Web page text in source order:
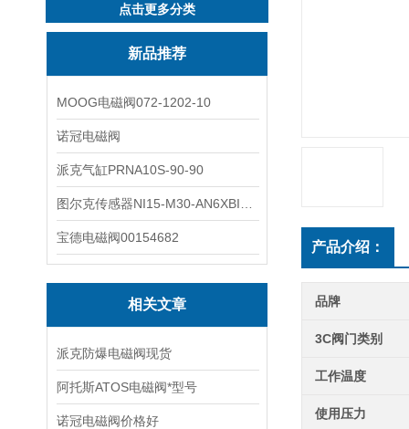
点击更多分类
新品推荐
MOOG电磁阀072-1202-10
诺冠电磁阀
派克气缸PRNA10S-90-90
宝德电磁阀00154682
相关文章
派克防爆电磁阀现货
阿托斯ATOS电磁阀*型号
诺冠电磁阀价格好
产品介绍：
品牌
3C阀门类别
工作温度
使用压力